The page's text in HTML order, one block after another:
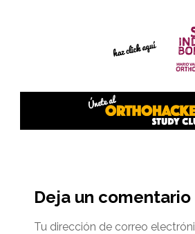
del
lector
Deja un comentario
Tu dirección de correo